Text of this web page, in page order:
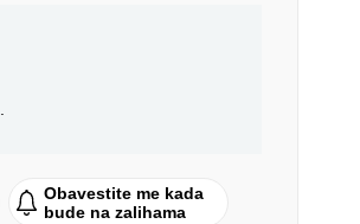
Obavestite me kada
bude na zalihama